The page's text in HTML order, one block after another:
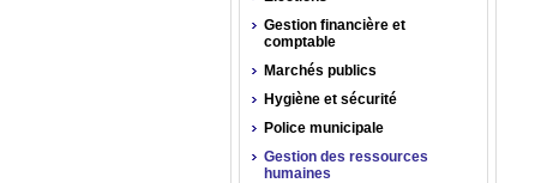
Gestion financière et
comptable
Marchés publics
Hygiène et sécurité
Police municipale
Gestion des ressources
humaines